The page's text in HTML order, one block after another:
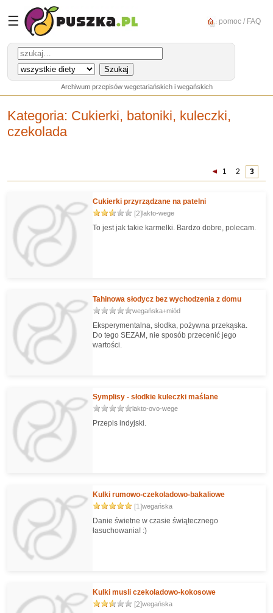
☰ pomoc / FAQ
Archiwum przepisów wegetariańskich i wegańskich
Kategoria: Cukierki, batoniki, kuleczki,
czekolada
1 2 3
Cukierki przyrządzane na patelni
[2]lakto-wege
To jest jak takie karmelki. Bardzo dobre, polecam.
Tahinowa słodycz bez wychodzenia z domu
wegańska+miód
Eksperymentalna, słodka, pożywna przekąska.
Do tego SEZAM, nie sposób przecenić jego
wartości.
Symplisy - słodkie kuleczki maślane
lakto-ovo-wege
Przepis indyjski.
Kulki rumowo-czekoladowo-bakaliowe
[1]wegańska
Danie świetne w czasie świątecznego
łasuchowania! :)
Kulki musli czekoladowo-kokosowe
[2]wegańska